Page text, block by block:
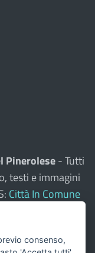
Pinerolese- Tutti
testi e immagini
Città In Comune
consenso,